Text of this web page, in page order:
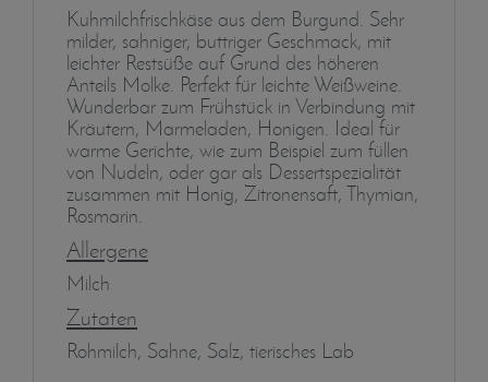
Kuhmilchfrischkäse aus dem Burgund. Sehr
milder, sahniger, buttriger Geschmack, mit
leichter Restsüße auf Grund des höheren
Anteils Molke. Perfekt für leichte Weißweine.
Wunderbar zum Frühstück in Verbindung mit
Kräutern, Marmeladen, Honigen. Ideal für
warme Gerichte, wie zum Beispiel zum füllen
von Nudeln, oder gar als Dessertspezialität
zusammen mit Honig, Zitronensaft, Thymian,
Rosmarin.
Allergene
Milch
Zutaten
Rohmilch, Sahne, Salz, tierisches Lab